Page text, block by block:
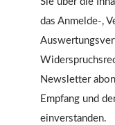
das Anmelde-,
Newsletter
Empfang und
einverstanden.